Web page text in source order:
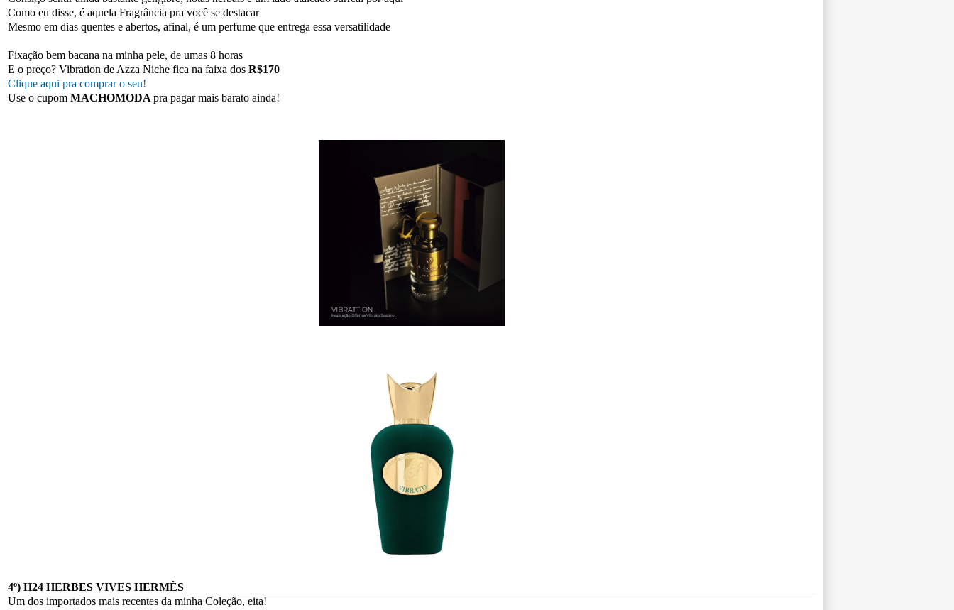
Como eu disse, é aquela Fragrância pra você se destacar
Mesmo em dias quentes e abertos, afinal, é um perfume que entrega essa versatilidade
Fixação bem bacana na minha pele, de umas 8 horas
E o preço? Vibration de Azza Niche fica na faixa dos R$170
Clique aqui pra comprar o seu!
Use o cupom MACHOMODA pra pagar mais barato ainda!
4º) H24 HERBES VIVES HERMÈS
Um dos importados mais recentes da minha Coleção, eita!